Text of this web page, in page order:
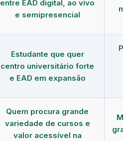
entre EAD digital, ao vivo
e semipresencial
Estudante que quer
centro universitário forte
e EAD em expansão
Quem procura grande
variedade de cursos e
valor acessível na